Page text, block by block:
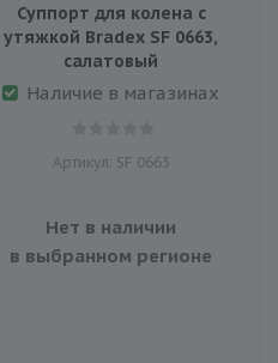
Суппорт для колена с
утяжкой Bradex SF 0663,
салатовый
Наличие в магазинах
Артикул: SF 0663
Нет в наличии
в выбранном регионе